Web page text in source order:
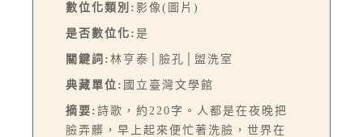
數位化類別: 影像(圖片)
是否數位化: 是
關鍵詞: 林亨泰│臉孔│盥洗室
典藏單位: 國立臺灣文學館
摘要: 詩歌，約220字。人都是在夜晚把
臉弄髒，早上起來便忙著洗臉，世界在